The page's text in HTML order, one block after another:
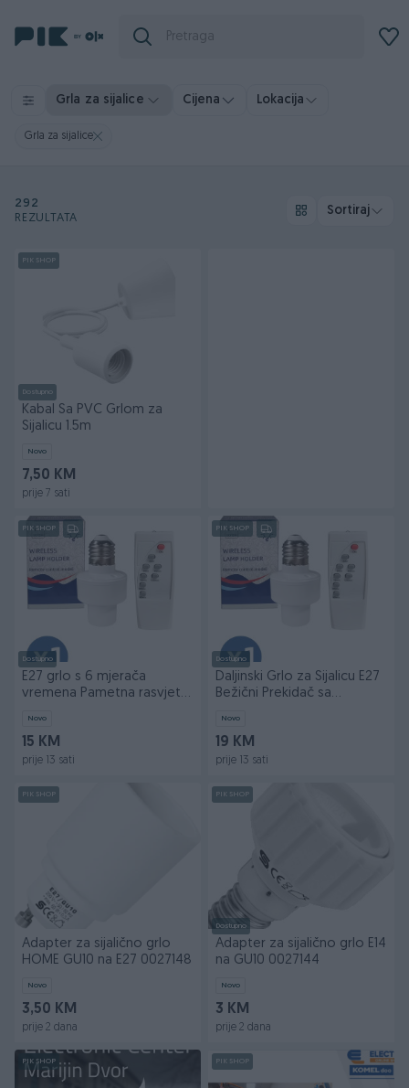
Grla za sijalice Cijena Lokacija
Grla za sijalice
292
REZULTATA
Sortiraj
PIK SHOP
Dostupno
Kabal Sa PVC Grlom za
Sijalicu 1.5m
Novo
7,50 KM
prije 7 sati
PIK SHOP
Dostupno
E27 grlo s 6 mjerača
vremena Pametna rasvjeta
Novo
15 KM
prije 13 sati
PIK SHOP
Dostupno
Daljinski Grlo za Sijalicu E27
Bežični Prekidač sa
Novo
19 KM
prije 13 sati
PIK SHOP
Adapter za sijalično grlo
HOME GU10 na E27 0027148
Novo
3,50 KM
prije 2 dana
PIK SHOP
Dostupno
Adapter za sijalično grlo E14
na GU10 0027144
Novo
3 KM
prije 2 dana
PIK SHOP PIK SHOP